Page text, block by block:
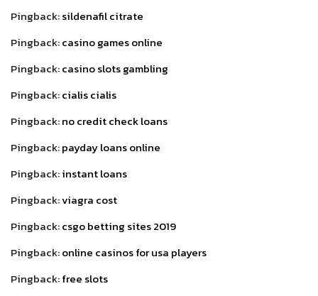
Pingback:sildenafil citrate
Pingback:casino games online
Pingback:casino slots gambling
Pingback:cialis cialis
Pingback:no credit check loans
Pingback:payday loans online
Pingback:instant loans
Pingback:viagra cost
Pingback:csgo betting sites 2019
Pingback:online casinos for usa players
Pingback:free slots